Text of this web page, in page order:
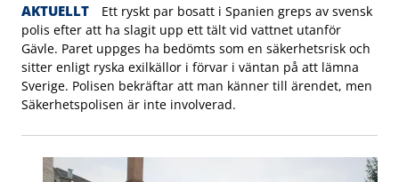
AKTUELLT
Ett ryskt par bosatt i Spanien greps av svensk
polis efter att ha slagit upp ett tält vid vattnet utanför
Gävle. Paret uppges ha bedömts som en säkerhetsrisk och
sitter enligt ryska exilkällor i förvar i väntan på att lämna
Sverige. Polisen bekräftar att man känner till ärendet, men
Säkerhetspolisen är inte involverad.